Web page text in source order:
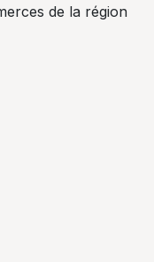
de la région